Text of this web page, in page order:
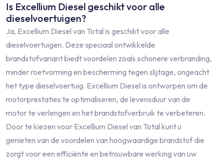
Is Excellium Diesel geschikt voor alle
dieselvoertuigen?
Ja, Excellium Diesel van Total is geschikt voor alle
dieselvoertuigen. Deze speciaal ontwikkelde
brandstofvariant biedt voordelen zoals schonere verbranding,
minder roetvorming en bescherming tegen slijtage, ongeacht
het type dieselvoertuig. Excellium Diesel is ontworpen om de
motorprestaties te optimaliseren, de levensduur van de
motor te verlengen en het brandstofverbruik te verbeteren.
Door te kiezen voor Excellium Diesel van Total kunt u
genieten van de voordelen van hoogwaardige brandstof die
zorgt voor een efficiënte en betrouwbare werking van uw